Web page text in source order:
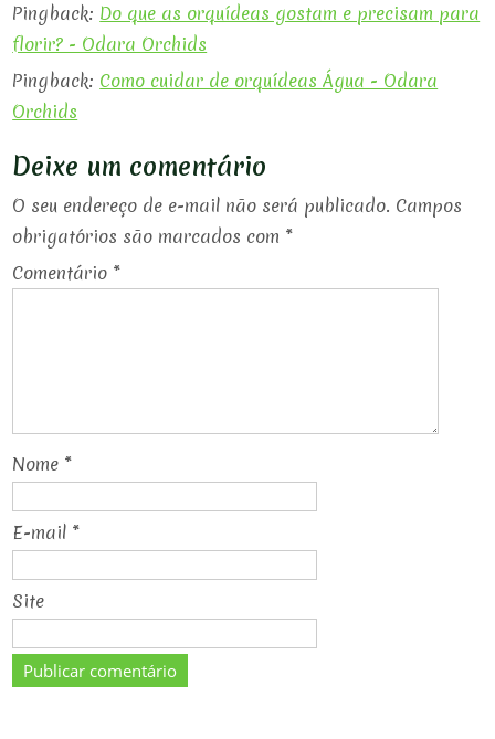
Pingback: Do que as orquídeas gostam e precisam para
florir? - Odara Orchids
Pingback: Como cuidar de orquídeas Água - Odara
Orchids
Deixe um comentário
O seu endereço de e-mail não será publicado. Campos
obrigatórios são marcados com *
Comentário *
Nome *
E-mail *
Site